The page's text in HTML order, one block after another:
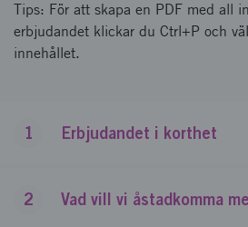
Tips: För att skapa en PDF med all
erbjudandet klickar du Ctrl+P och
innehållet.
1 Erbjudandet i korthet
2 Vad vill vi åstadkomma